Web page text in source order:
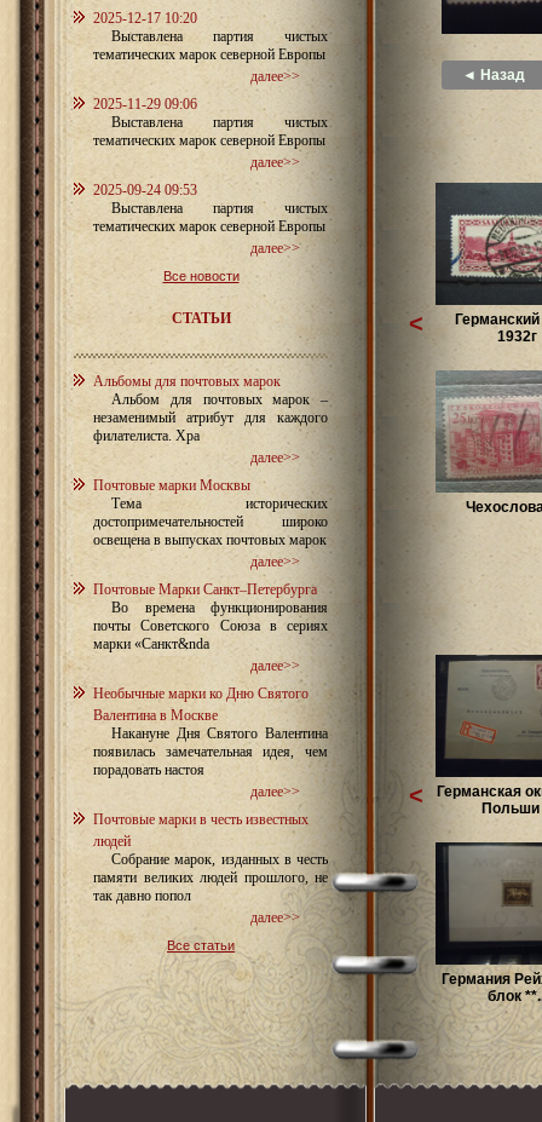
2025-12-17 10:20
Выставлена партия чистых
тематических марок северной Европы
далее>>
2025-11-29 09:06
Выставлена партия чистых
тематических марок северной Европы
далее>>
2025-09-24 09:53
Выставлена партия чистых
тематических марок северной Европы
далее>>
Все новости
СТАТЬИ
Альбомы для почтовых марок
Альбом для почтовых марок –
незаменимый атрибут для каждого
филателиста. Хра
далее>>
Почтовые марки Москвы
Тема исторических
достопримечательностей широко
освещена в выпусках почтовых марок
далее>>
Почтовые Марки Санкт–Петербурга
Во времена функционирования
почты Советского Союза в сериях
марки «Санкт&nda
далее>>
Необычные марки ко Дню Святого
Валентина в Москве
Накануне Дня Святого Валентина
появилась замечательная идея, чем
порадовать настоя
далее>>
Почтовые марки в честь известных
людей
Собрание марок, изданных в честь
памяти великих людей прошлого, не
так давно попол
далее>>
Все статьи
◄ Назад
1932г
<
Германская
Польши
Германия
блок
<